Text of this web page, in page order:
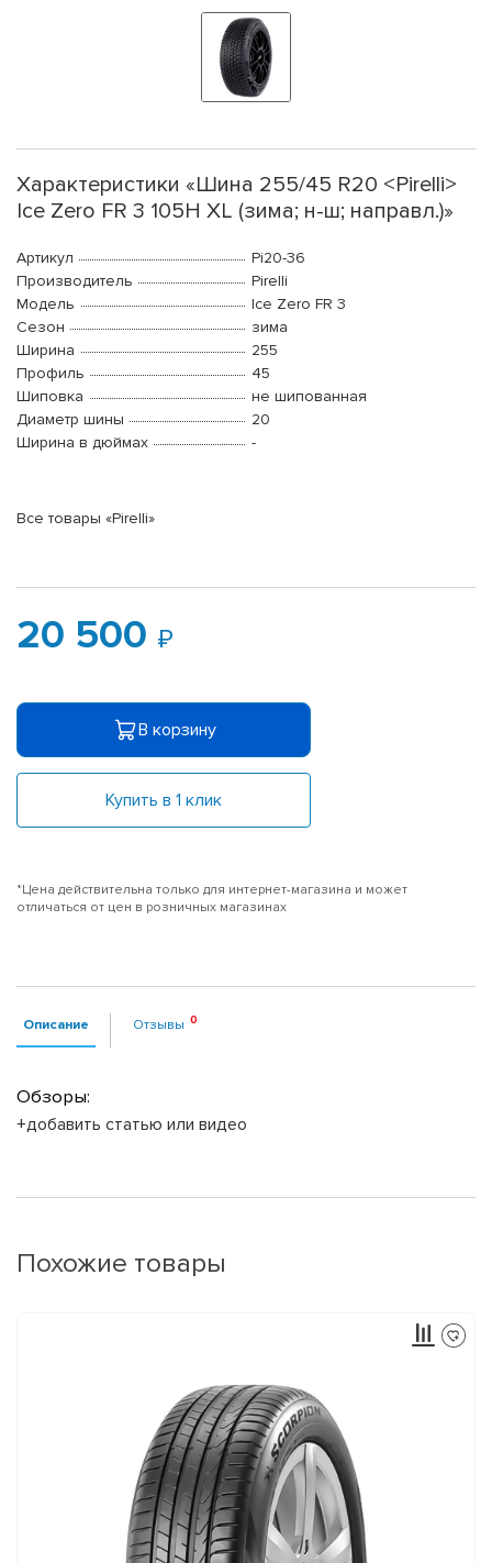
Характеристики «Шина 255/45 R20 <Pirelli>
Ice Zero FR 3 105H XL (зима; н-ш; направл.)»
Артикул
Pi20-36
Производитель
Pirelli
Модель
Ice Zero FR 3
Сезон
зима
Ширина
255
Профиль
45
Шиповка
не шипованная
Диаметр шины
20
Ширина в дюймах
-
Все товары «Pirelli»
20 500
В корзину
Купить в 1 клик
*Цена действительна только для интернет-магазина и может
отличаться от цен в розничных магазинах
Описание Отзывы
Обзоры:
+добавить статью или видео
Похожие товары